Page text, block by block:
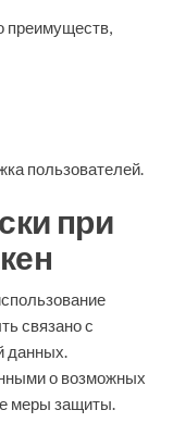
преимуществ,
пользователей.
при
связано с
данных.
о возможных
меры защиты.